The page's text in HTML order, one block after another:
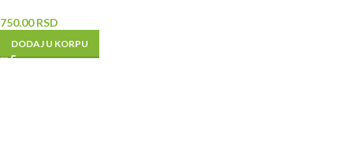
750.00RSD
DODAJ U KORPU